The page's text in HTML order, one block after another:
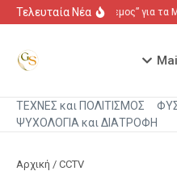
Μετάβαση στο περιεχόμενο
Τελευταία Νέα“Πόλεμος” για τα
ΤΕΧΝΕΣ και ΠΟΛΙΤΙΣΜΟΣ
ΨΥΧΟΛΟΓΙΑ και ΔΙΑΤΡΟΦΗ
Αρχική / CCTV